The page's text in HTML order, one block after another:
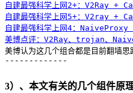
自建最强科学上网2+：V2Ray +
自建最强科学上网5+：V2ray +
自建最强科学上网4：
美博点评：V2Ray、trojan、
美博认为这几个组合都是目前翻墙思
-------------
3）、本文有关的几个组件原